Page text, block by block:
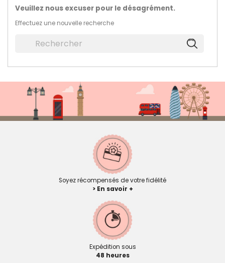
Veuillez nous excuser pour le désagrément.
Effectuez une nouvelle recherche
Soyez récompensés de votre fidélité
> En savoir +
Expédition sous
48 heures